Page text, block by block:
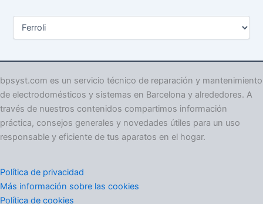
C
o
r
a
s
bpsyst.com es un servicio técnico de reparación y mantenimiento
de electrodomésticos y sistemas en Barcelona y alrededores. A
través de nuestros contenidos compartimos información
práctica, consejos generales y novedades útiles para un uso
responsable y eficiente de tus aparatos en el hogar.
Política de privacidad
Más información sobre las cookies
Política de cookies